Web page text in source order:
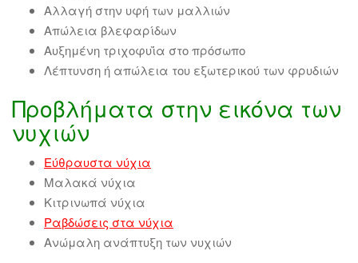
Αλλαγή στην υφή των μαλλιών
Απώλεια βλεφαρίδων
Αυξημένη τριχοφυΐα στο πρόσωπο
Λέπτυνση ή απώλεια του εξωτερικού των φρυδιών
Προβλήματα στην εικόνα των
νυχιών
Εύθραυστα νύχια
Μαλακά νύχια
Κιτρινωπά νύχια
Ραβδώσεις στα νύχια
Ανώμαλη ανάπτυξη των νυχιών